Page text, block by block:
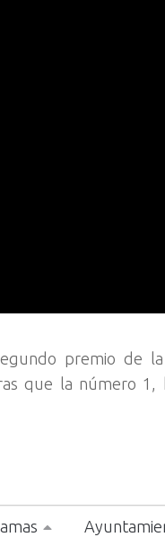
premio de
que la número 1,